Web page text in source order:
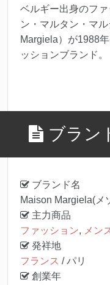
ベルギー出身のフ
ン・マルタン・マ
Margiela）が1988
ッションブランド。
ブラン
ブランド名
Maison Margiela(メ
主力商品
ファッション, メン
発祥地
フランス / パリ
創業年